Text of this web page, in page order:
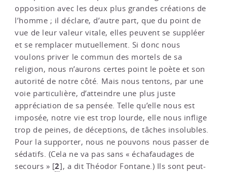
opposition avec les deux plus grandes créations de
l’homme ; il déclare, d’autre part, que du point de
vue de leur valeur vitale, elles peuvent se suppléer
et se remplacer mutuellement. Si donc nous
voulons priver le commun des mortels de sa
religion, nous n’aurons certes point le poète et son
autorité de notre côté. Mais nous tentons, par une
voie particulière, d’atteindre une plus juste
appréciation de sa pensée. Telle qu’elle nous est
imposée, notre vie est trop lourde, elle nous inflige
trop de peines, de déceptions, de tâches insolubles.
Pour la supporter, nous ne pouvons nous passer de
sédatifs. (Cela ne va pas sans « échafaudages de
secours » [2], a dit Théodor Fontane.) Ils sont peut-